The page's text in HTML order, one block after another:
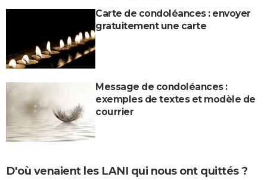
Carte de condoléances : envoyer
gratuitement une carte
Message de condoléances :
exemples de textes et modèle de
courrier
D'où venaient les LANI qui nous ont quittés ?